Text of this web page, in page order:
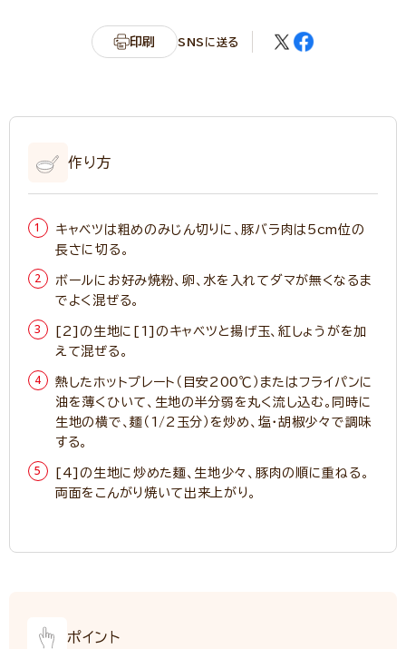
印刷 SNSに送る
作り方
キャベツは粗めのみじん切りに、豚バラ肉は5cm位の
長さに切る。
ボールにお好み焼粉、卵、水を入れてダマが無くなるま
でよく混ぜる。
[2]の生地に[1]のキャベツと揚げ玉、紅しょうがを加
えて混ぜる。
熱したホットプレート（目安200℃）またはフライパンに
油を薄くひいて、生地の半分弱を丸く流し込む。同時に
生地の横で、麺（1/2玉分）を炒め、塩・胡椒少々で調味
する。
[4]の生地に炒めた麺、生地少々、豚肉の順に重ねる。
両面をこんがり焼いて出来上がり。
ポイント